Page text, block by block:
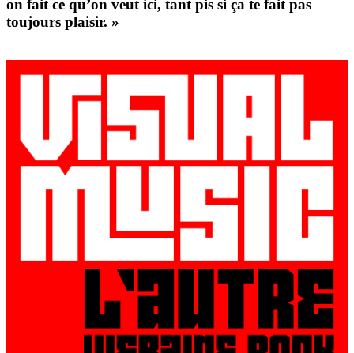
on fait ce qu’on veut ici, tant pis si ça te fait pas
toujours plaisir. »